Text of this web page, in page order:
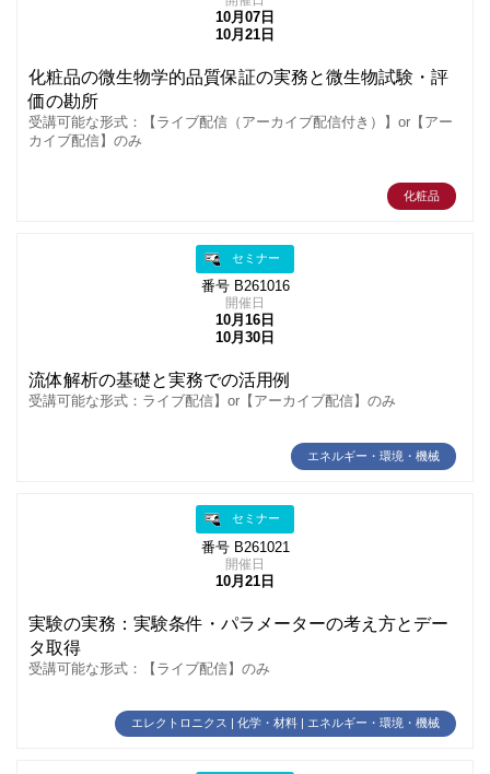
10月07日
10月21日
化粧品の微生物学的品質保証の実務と微生物試験・評
価の勘所
受講可能な形式：【ライブ配信（アーカイブ配信付き）】or【アー
カイブ配信】のみ
化粧品
セミナー
番号 B261016
開催日
10月16日
10月30日
流体解析の基礎と実務での活用例
受講可能な形式：ライブ配信】or【アーカイブ配信】のみ
エネルギー・環境・機械
セミナー
番号 B261021
開催日
10月21日
実験の実務：実験条件・パラメーターの考え方とデー
タ取得
受講可能な形式：【ライブ配信】のみ
エレクトロニクス | 化学・材料 | エネルギー・環境・機械